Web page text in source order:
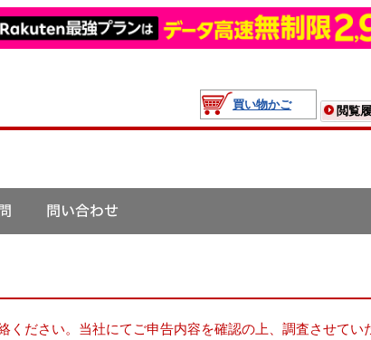
買い物かご
閲覧
ださい。当社にてご申告内容を確認の上、調査させてい